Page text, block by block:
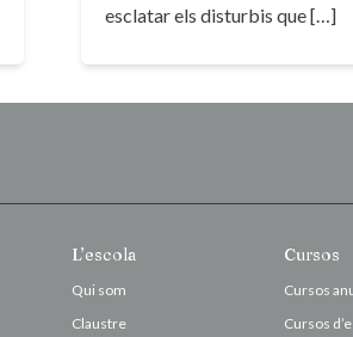
esclatar els disturbis que […]
L’escola
Qui som
Claustre
Cursos
Cursos
Cursos